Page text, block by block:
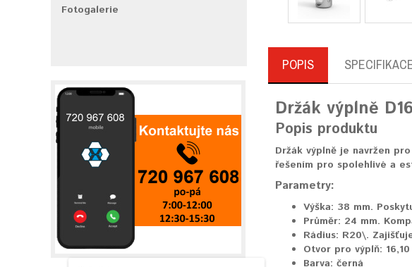
Fotogalerie
POPIS
Držák výplně
Popis produktu
Držák výplně je navržen
řešením pro spolehlivé a
Parametry:
Výška: 38 mm.
Průměr: 24 mm.
Rádius: R20\.
Otvor pro výplň:
Barva: černá